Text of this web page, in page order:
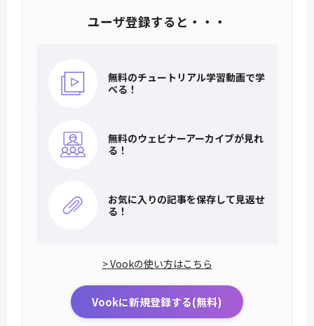
ユーザ登録すると・・・
無料のチュートリアル学習動画で学
べる！
無料のウェビナーアーカイブが見れ
る！
お気に入りの記事を保存して見返せ
る！
> Vookの使い方はこちら
Vookに新規登録する(無料)